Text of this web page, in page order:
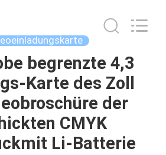
begrenzte 4,3
Karte des Zoll
der
CMYK
Li-Batterie